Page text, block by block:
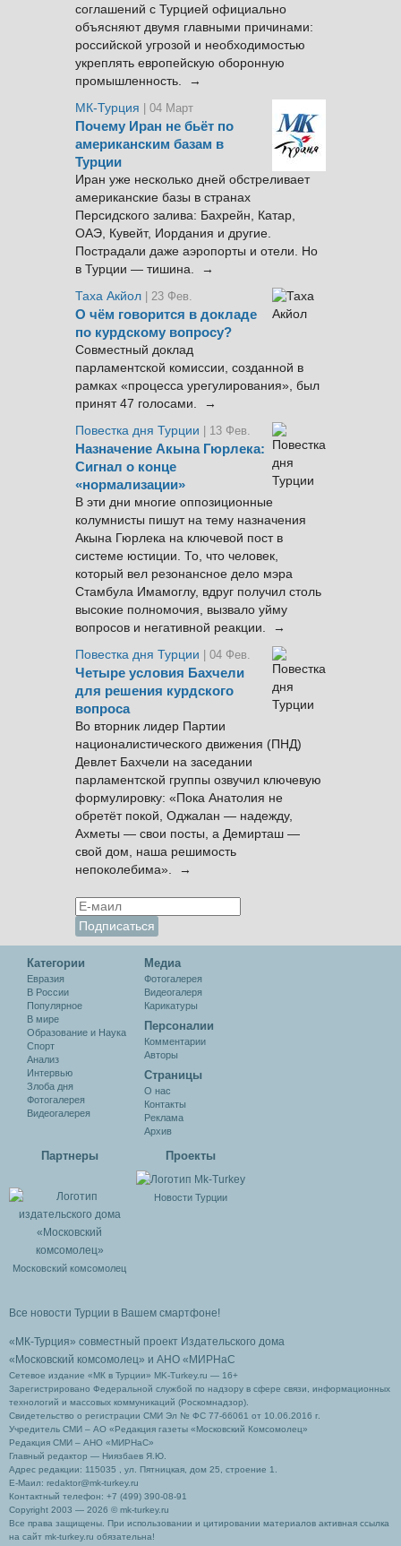
соглашений с Турцией официально
объясняют двумя главными причинами:
российской угрозой и необходимостью
укреплять европейскую оборонную
промышленность. →
МК-Турция
| 04 Март
Почему Иран не бьёт по
американским базам в
Турции
Иран уже несколько дней обстреливает
американские базы в странах
Персидского залива: Бахрейн, Катар,
ОАЭ, Кувейт, Иордания и другие.
Пострадали даже аэропорты и отели. Но
в Турции — тишина. →
Таха Акйол | 23 Фев.
О чём говорится в докладе
по курдскому вопросу?
Совместный доклад
парламентской комиссии, созданной в
рамках «процесса урегулирования», был
принят 47 голосами. →
Повестка дня Турции
| 13 Фев.
Назначение Акына Гюрлека:
Сигнал о конце
«нормализации»
В эти дни многие оппозиционные
колумнисты пишут на тему назначения
Акына Гюрлека на ключевой пост в
системе юстиции. То, что человек,
который вел резонансное дело мэра
Стамбула Имамоглу, вдруг получил столь
высокие полномочия, вызвало уйму
вопросов и негативной реакции. →
Повестка дня Турции
| 04 Фев.
Четыре условия Бахчели
для решения курдского
вопроса
Во вторник лидер Партии
националистического движения (ПНД)
Девлет Бахчели на заседании
парламентской группы озвучил ключевую
формулировку: «Пока Анатолия не
обретёт покой, Оджалан — надежду,
Ахметы — свои посты, а Демирташ —
свой дом, наша решимость
непоколебима». →
Категории
Евразия
В России
Популярное
В мире
Образование и Наука
Спорт
Анализ
Интервью
Злоба дня
Фотогалерея
Видеогалерея
Медиа
Фотогалерея
Видеогалеря
Карикатуры
Персоналии
Комментарии
Авторы
Cтраницы
О нас
Контакты
Реклама
Архив
Партнеры
Московский комсомолец
Проекты
Новости Турции
Все новости Турции в Вашем смартфоне!
«МК-Турция» совместный проект Издательского дома
«Московский комсомолец» и АНО «МИРНаС
Сетевое издание «МК в Турции» MK-Turkey.ru — 16+
Зарегистрировано Федеральной службой по надзору в сфере связи, информационных
технологий и массовых коммуникаций (Роскомнадзор).
Свидетельство о регистрации СМИ Эл № ФС 77-66061 от 10.06.2016 г.
Учредитель СМИ – АО «Редакция газеты «Московский Комсомолец»
Редакция СМИ – АНО «МИРНаС»
Главный редактор — Ниязбаев Я.Ю.
Адрес редакции: 115035 , ул. Пятницкая, дом 25, строение 1.
Е-Маил: redaktor@mk-turkey.ru
Контактный телефон: +7 (499) 390-08-91
Copyright 2003 — 2026 © mk-turkey.ru
Все права защищены. При использовании и цитировании материалов активная ссылка
на сайт mk-turkey.ru обязательна!